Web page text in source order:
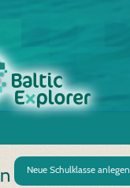
Neue Schulklasse anlegen